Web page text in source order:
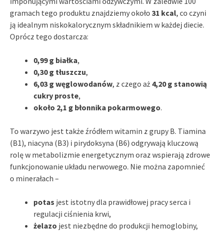
gramach tego produktu znajdziemy około 31 kcal, co czyni
ją idealnym niskokalorycznym składnikiem w każdej diecie.
Oprócz tego dostarcza:
0,99 g białka,
0,30 g tłuszczu,
6,03 g węglowodanów, z czego aż 4,20 g stanowią
cukry proste,
około 2,1 g błonnika pokarmowego.
To warzywo jest także źródłem witamin z grupy B. Tiamina
(B1), niacyna (B3) i pirydoksyna (B6) odgrywają kluczową
rolę w metabolizmie energetycznym oraz wspierają zdrowe
funkcjonowanie układu nerwowego. Nie można zapomnieć
o minerałach –
potas jest istotny dla prawidłowej pracy serca i
regulacji ciśnienia krwi,
żelazo jest niezbędne do produkcji hemoglobiny,